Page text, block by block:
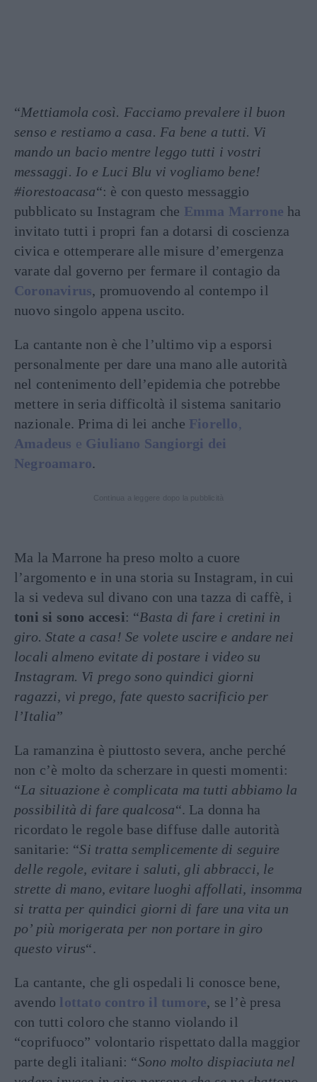
“Mettiamola così. Facciamo prevalere il buon
senso e restiamo a casa. Fa bene a tutti. Vi
mando un bacio mentre leggo tutti i vostri
messaggi. Io e Luci Blu vi vogliamo bene!
#iorestoacasa“: è con questo messaggio
pubblicato su Instagram che Emma Marrone ha
invitato tutti i propri fan a dotarsi di coscienza
civica e ottemperare alle misure d’emergenza
varate dal governo per fermare il contagio da
Coronavirus, promuovendo al contempo il
nuovo singolo appena uscito.
La cantante non è che l’ultimo vip a esporsi
personalmente per dare una mano alle autorità
nel contenimento dell’epidemia che potrebbe
mettere in seria difficoltà il sistema sanitario
nazionale. Prima di lei anche Fiorello,
Amadeus e Giuliano Sangiorgi dei
Negroamaro.
Ma la Marrone ha preso molto a cuore
l’argomento e in una storia su Instagram, in cui
la si vedeva sul divano con una tazza di caffè, i
toni si sono accesi: “Basta di fare i cretini in
giro. State a casa! Se volete uscire e andare nei
locali almeno evitate di postare i video su
Instagram. Vi prego sono quindici giorni
ragazzi, vi prego, fate questo sacrificio per
l’Italia”
La ramanzina è piuttosto severa, anche perché
non c’è molto da scherzare in questi momenti:
“La situazione è complicata ma tutti abbiamo la
possibilità di fare qualcosa“. La donna ha
ricordato le regole base diffuse dalle autorità
sanitarie: “Si tratta semplicemente di seguire
delle regole, evitare i saluti, gli abbracci, le
strette di mano, evitare luoghi affollati, insomma
si tratta per quindici giorni di fare una vita un
po’ più morigerata per non portare in giro
questo virus“.
La cantante, che gli ospedali li conosce bene,
avendo lottato contro il tumore, se l’è presa
con tutti coloro che stanno violando il
“coprifuoco” volontario rispettato dalla maggior
parte degli italiani: “Sono molto dispiaciuta nel